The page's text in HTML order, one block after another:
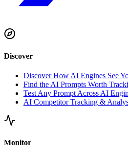
Discover
Discover How AI Engines See
Find the AI Prompts Worth
Test Any Prompt Across AI
AI Competitor Tracking &
Monitor